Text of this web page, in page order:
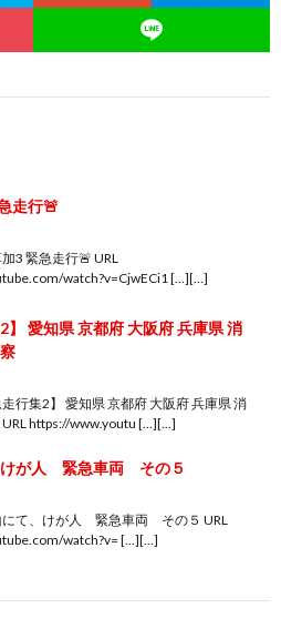
走行🚨
3 緊急走行🚨 URL
watch?v=CjwECi1 […][…]
2】 愛知県 京都府 大阪府 兵庫県 消
行集2】 愛知県 京都府 大阪府 兵庫県 消
URL https://www.youtu […][…]
けが人 緊急車両 その５
にて、けが人 緊急車両 その５ URL
watch?v= […][…]